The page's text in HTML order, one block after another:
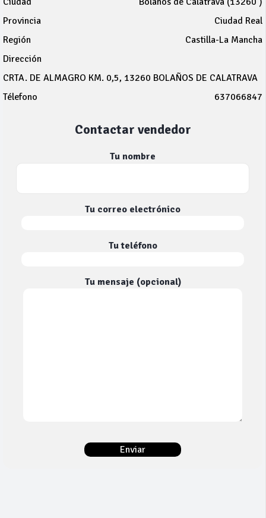
Provincia
Ciudad Real
Región
Castilla-La Mancha
Dirección
CRTA. DE ALMAGRO KM. 0,5, 13260 BOLAÑOS DE CALATRAVA
Télefono
637066847
Contactar vendedor
Tu nombre
Tu correo electrónico
Tu teléfono
Tu mensaje (opcional)